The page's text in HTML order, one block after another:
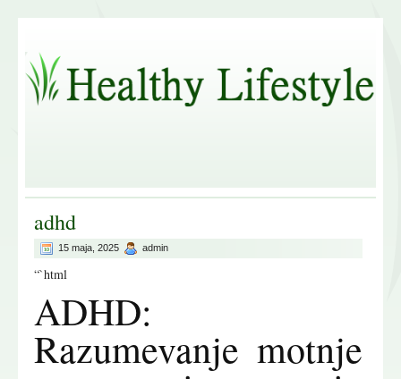
adhd
15 maja, 2025 admin
“`html
ADHD:
Razumevanje motnje